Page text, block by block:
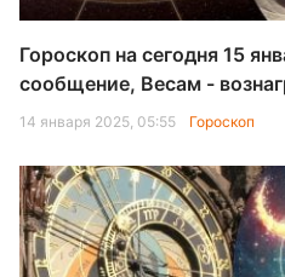
Гороскоп на сегодня 15
сообщение, Весам -
14 января 2025, 05:55 Гороскоп